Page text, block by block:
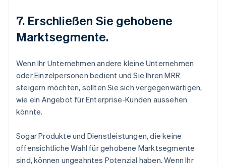
7. Erschließen Sie gehobene
Marktsegmente.
Wenn Ihr Unternehmen andere kleine Unternehmen
oder Einzelpersonen bedient und Sie Ihren MRR
steigern möchten, sollten Sie sich vergegenwärtigen,
wie ein Angebot für Enterprise-Kunden aussehen
könnte.
Sogar Produkte und Dienstleistungen, die keine
offensichtliche Wahl für gehobene Marktsegmente
sind, können ungeahntes Potenzial haben. Wenn Ihr